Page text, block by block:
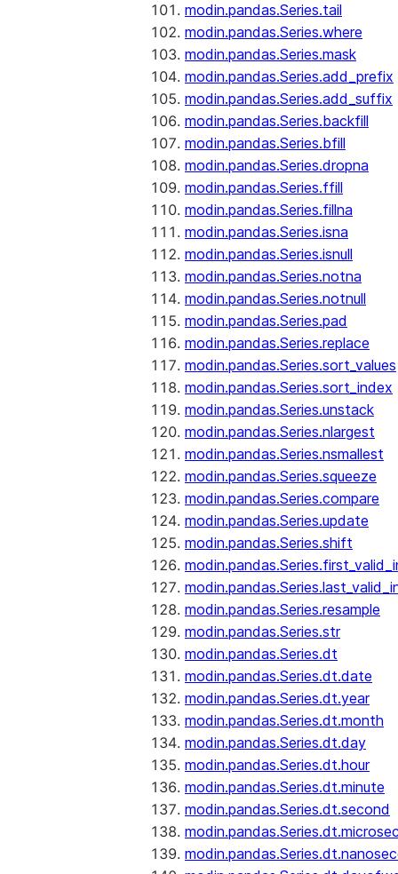
modin.pandas.Series.tail
modin.pandas.Series.where
modin.pandas.Series.mask
modin.pandas.Series.add_prefix
modin.pandas.Series.add_suffix
modin.pandas.Series.backfill
modin.pandas.Series.bfill
modin.pandas.Series.dropna
modin.pandas.Series.ffill
modin.pandas.Series.fillna
modin.pandas.Series.isna
modin.pandas.Series.isnull
modin.pandas.Series.notna
modin.pandas.Series.notnull
modin.pandas.Series.pad
modin.pandas.Series.replace
modin.pandas.Series.sort_values
modin.pandas.Series.sort_index
modin.pandas.Series.unstack
modin.pandas.Series.nlargest
modin.pandas.Series.nsmallest
modin.pandas.Series.squeeze
modin.pandas.Series.compare
modin.pandas.Series.update
modin.pandas.Series.shift
modin.pandas.Series.resample
modin.pandas.Series.str
modin.pandas.Series.dt
modin.pandas.Series.dt.date
modin.pandas.Series.dt.year
modin.pandas.Series.dt.month
modin.pandas.Series.dt.day
modin.pandas.Series.dt.hour
modin.pandas.Series.dt.minute
modin.pandas.Series.dt.second